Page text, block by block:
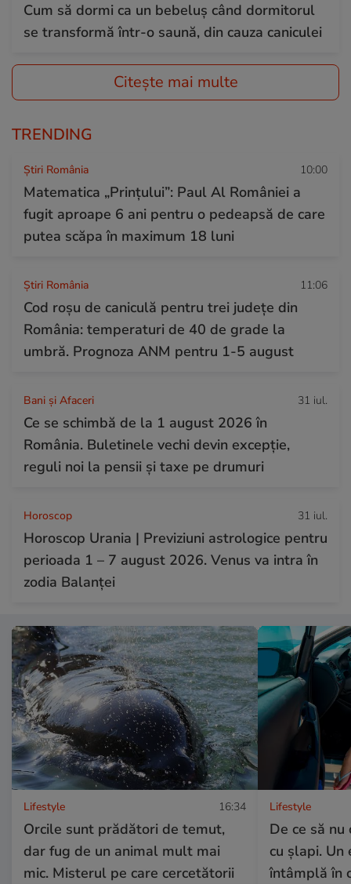
Cum să dormi ca un bebeluș când dormitorul
se transformă într-o saună, din cauza caniculei
Citește mai multe
TRENDING
Știri România 10:00
Matematica „Prințului”: Paul Al României a
fugit aproape 6 ani pentru o pedeapsă de care
putea scăpa în maximum 18 luni
Știri România 11:06
Cod roșu de caniculă pentru trei județe din
România: temperaturi de 40 de grade la
umbră. Prognoza ANM pentru 1-5 august
Bani și Afaceri 31 iul.
Ce se schimbă de la 1 august 2026 în
România. Buletinele vechi devin excepție,
reguli noi la pensii și taxe pe drumuri
Horoscop 31 iul.
Horoscop Urania | Previziuni astrologice pentru
perioada 1 – 7 august 2026. Venus va intra în
zodia Balanței
Lifestyle 16:34
Orcile sunt prădători de temut,
dar fug de un animal mult mai
mic. Misterul pe care cercetătorii
Lifestyle
De ce să nu
cu șlapi. Un
întâmplă în